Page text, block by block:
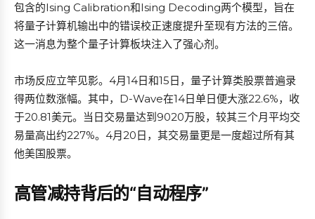
包含的Ising Calibration和Ising Decoding两个模型，旨在
将量子计算机输出中的错误校正速度提升至现有方法的三倍。
这一消息为整个量子计算板块注入了强心剂。
市场反应立竿见影。4月14日和15日，量子计算类股票普遍录
得两位数涨幅。其中，D-Wave在14日单日便大涨22.6%，收
于20.81美元。当日交易量达到9020万股，较其三个月平均交
易量高出约227%。4月20日，其交易量更是一度超过所有其
他美国股票。
高管减持背后的“自动程序”